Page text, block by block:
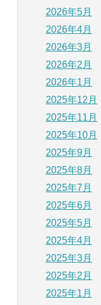
2026年5月
2026年4月
2026年3月
2026年2月
2026年1月
2025年12月
2025年11月
2025年10月
2025年9月
2025年8月
2025年7月
2025年6月
2025年5月
2025年4月
2025年3月
2025年2月
2025年1月